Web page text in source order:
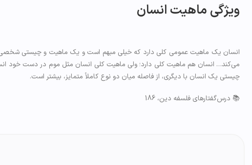
ویژگی ماهیت انسان
انسان یک ماهیت عمومی کلی دارد که خیلی مبهم است و یک ماهیت و چیستی شخصی
می‌کند… انسان هم ماهیت کلی دارد؛ ولی ماهیت کلی انسان مثل موم در دست خود
چیستی یک انسان با دیگری، از فاصله میان دو نوع کاملاً متمایز، بیشتر است.
📚 درس‌گفتارهای فلسفه دین، 186